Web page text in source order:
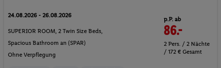
24.08.2026 - 26.08.2026
SUPERIOR ROOM, 2 Twin Size Beds,
Spacious Bathroom an (SPAR)
Ohne Verpflegung
p.P. ab
86.-
2 Pers. / 2 Nächte
/ 172 € Gesamt